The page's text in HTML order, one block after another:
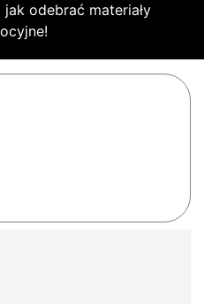
jak odebrać materiały